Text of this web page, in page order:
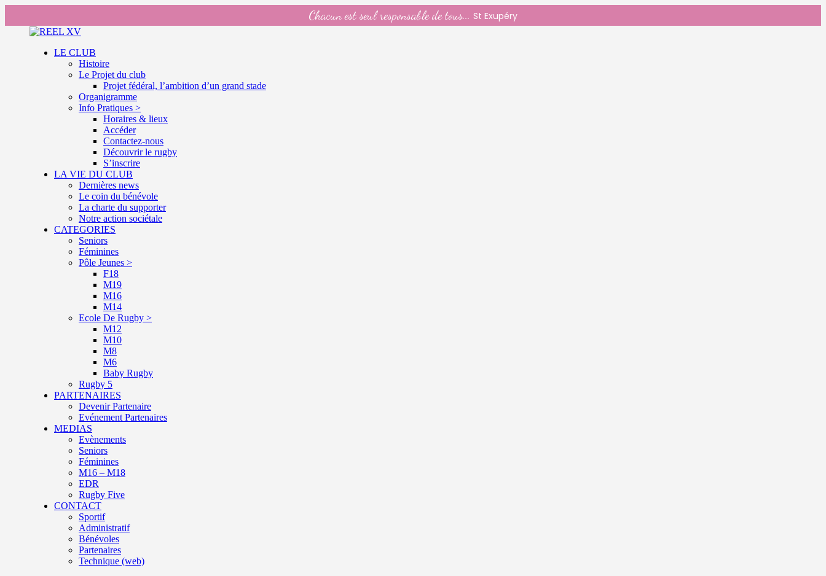
Chacun est seul responsable de tous... St Exupéry
LE CLUB
Histoire
Le Projet du club
Projet fédéral, l’ambition d’un grand stade
Organigramme
Info Pratiques >
Horaires & lieux
Accéder
Contactez-nous
Découvrir le rugby
S’inscrire
LA VIE DU CLUB
Dernières news
Le coin du bénévole
La charte du supporter
Notre action sociétale
CATEGORIES
Seniors
Féminines
Pôle Jeunes >
F18
M19
M16
M14
Ecole De Rugby >
M12
M10
M8
M6
Baby Rugby
Rugby 5
PARTENAIRES
Devenir Partenaire
Evénement Partenaires
MEDIAS
Evènements
Seniors
Féminines
M16 – M18
EDR
Rugby Five
CONTACT
Sportif
Administratif
Bénévoles
Partenaires
Technique (web)